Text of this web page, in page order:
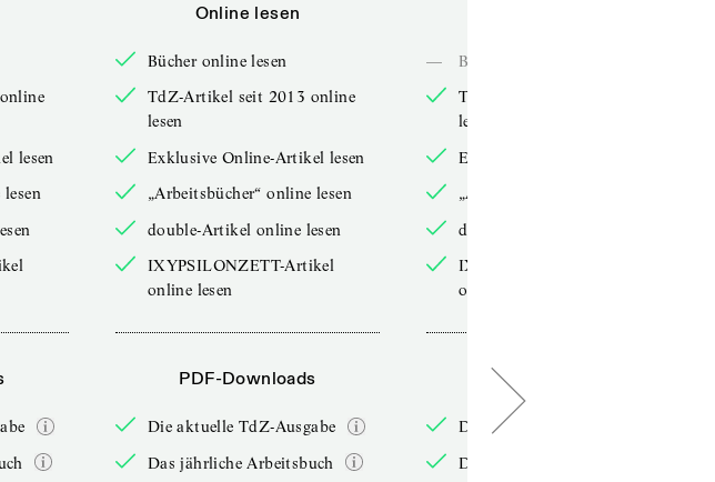
lesen
Online lesen
Bücher online lesen
TdZ-Artikel seit 2013 online
lesen
Exklusive Online-Artikel lesen
„Arbeitsbücher“ online lesen
double-Artikel online lesen
IXYPSILONZETT-Artikel
online lesen
PDF-Downloads
Die aktuelle TdZ-Ausgabe
Das jährliche Arbeitsbuch
—
Bücher online lesen
TdZ-Artikel seit 2013 online
lesen
Exklusive Online-Artikel lesen
„Arbeitsbücher“ online lesen
double-Artikel online lesen
IXYPSILONZETT-Artikel
online lesen
PDF-Downloads
Die aktuelle TdZ-Ausgabe
Das jährliche Arbeitsbuch